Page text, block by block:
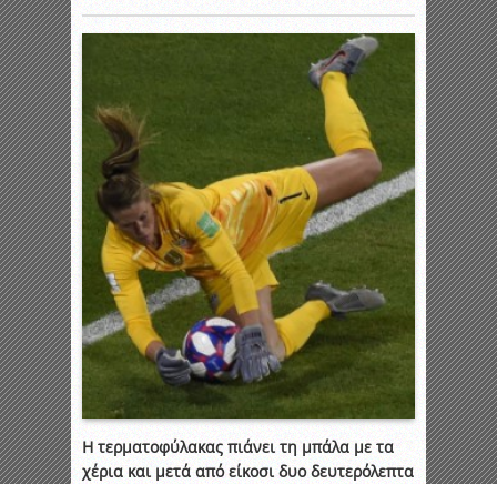
Η τερματοφύλακας πιάνει τη μπάλα με τα
χέρια και μετά από είκοσι δυο δευτερόλεπτα